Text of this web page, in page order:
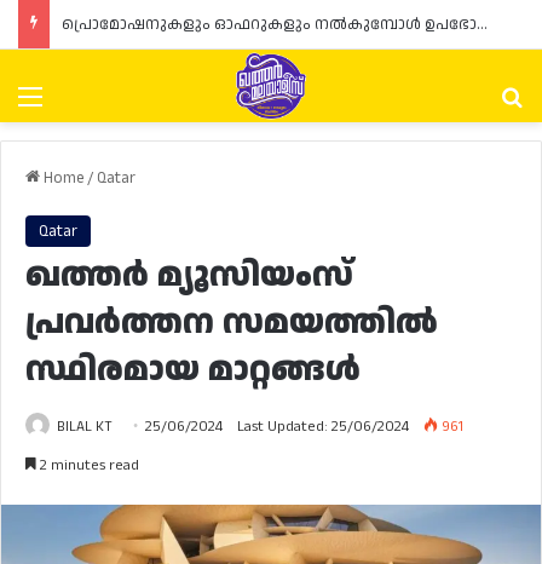
പ്രൊമോഷനുകളും ഓഫറുകളും നൽകുമ്പോൾ ഉപഭോക്താക്കളുടെ അവകാശങ്ങൾ ഉറപ്പാക്കണമെന്ന് ഖത്തർ വാണിജ്യ വ്യവസായ മന്ത്രാലയത്തിന്റെ (MoCI) നിർദ്ദേശം
Menu
Home/ Qatar
Qatar
ഖത്തർ മ്യൂസിയംസ്
പ്രവർത്തന സമയത്തിൽ
സ്ഥിരമായ മാറ്റങ്ങൾ
BILAL KT 25/06/2024 Last Updated: 25/06/2024
961
2 minutes read